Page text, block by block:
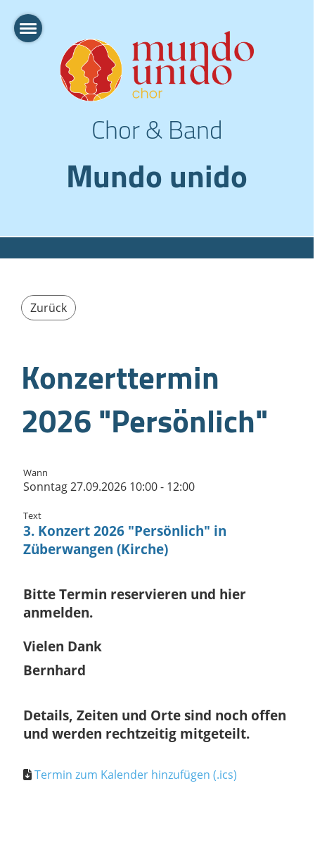
Chor & Band
Mundo unido
Zurück
Konzerttermin
2026 "Persönlich"
Wann
Sonntag 27.09.2026 10:00 - 12:00
Text
3. Konzert 2026 "Persönlich" in
Züberwangen (Kirche)
Bitte Termin reservieren und hier
anmelden.
Vielen Dank
Bernhard
Details, Zeiten und Orte sind noch offen
und werden rechtzeitig mitgeteilt.
Termin zum Kalender hinzufügen (.ics)